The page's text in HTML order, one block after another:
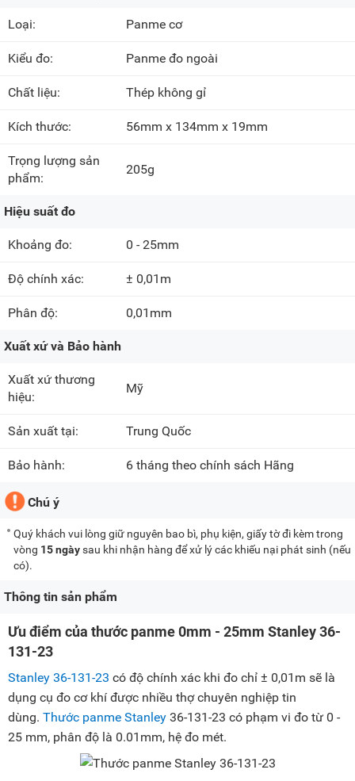
Loại: Panme cơ
Kiểu đo: Panme đo ngoài
Chất liệu: Thép không gỉ
Kích thước: 56mm x 134mm x 19mm
Trọng lượng sản
phẩm:
205g
Hiệu suất đo
Khoảng đo: 0 - 25mm
Độ chính xác: ± 0,01m
Phân độ: 0,01mm
Xuất xứ và Bảo hành
Xuất xứ thương
hiệu:
Mỹ
Sản xuất tại: Trung Quốc
Bảo hành: 6 tháng theo chính sách Hãng
Chú ý
Quý khách vui lòng giữ nguyên bao bì, phụ kiện, giấy tờ đi kèm trong
vòng 15 ngàysau khi nhận hàng để xử lý các khiếu nại phát sinh (nếu
có).
Thông tin sản phẩm
Ưu điểm của thước panme 0mm - 25mm Stanley 36-
131-23
Stanley 36-131-23 có độ chính xác khi đo chỉ ± 0,01m sẽ là
dụng cụ đo cơ khí được nhiều thợ chuyên nghiệp tin
dùng. Thước panme Stanley 36-131-23 có phạm vi đo từ 0 -
25 mm, phân độ là 0.01mm, hệ đo mét.